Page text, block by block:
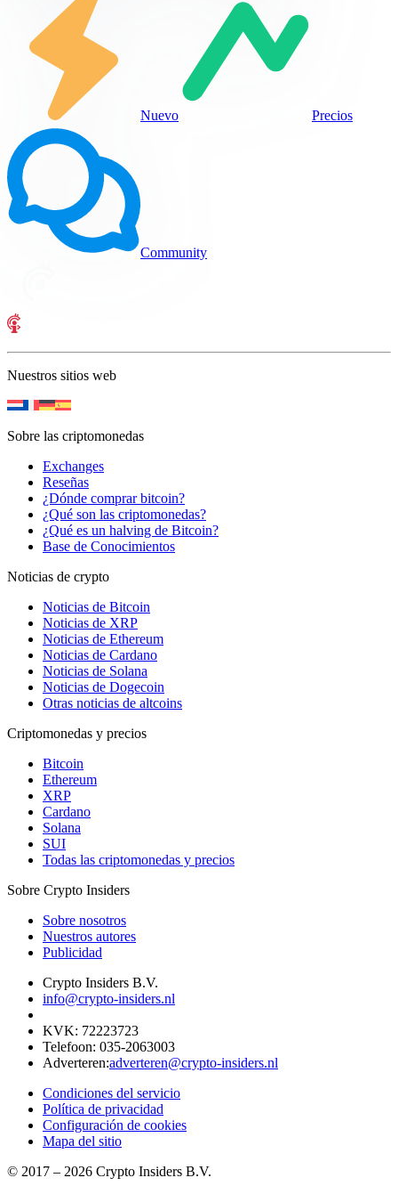
Nuevo Precios
Community
Nuestros sitios web
Sobre las criptomonedas
Exchanges
Reseñas
¿Dónde comprar bitcoin?
¿Qué son las criptomonedas?
¿Qué es un halving de Bitcoin?
Base de Conocimientos
Noticias de crypto
Noticias de Bitcoin
Noticias de XRP
Noticias de Ethereum
Noticias de Cardano
Noticias de Solana
Noticias de Dogecoin
Otras noticias de altcoins
Criptomonedas y precios
Bitcoin
Ethereum
XRP
Cardano
Solana
SUI
Todas las criptomonedas y precios
Sobre Crypto Insiders
Sobre nosotros
Nuestros autores
Publicidad
Crypto Insiders B.V.
info@crypto-insiders.nl
KVK: 72223723
Telefoon: 035-2063003
Adverteren:adverteren@crypto-insiders.nl
Condiciones del servicio
Política de privacidad
Configuración de cookies
Mapa del sitio
© 2017 – 2026 Crypto Insiders B.V.